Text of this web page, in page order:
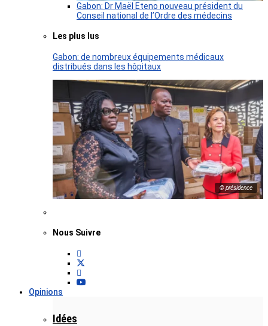
Gabon: Dr Maël Eteno nouveau président du
Conseil national de l’Ordre des médecins
Les plus lus
Gabon: de nombreux équipements médicaux
distribués dans les hôpitaux
© présidence
Nous Suivre
Opinions
Idées